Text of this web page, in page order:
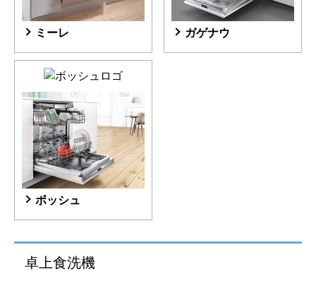
ミーレ ガゲナウ
ボッシュ
卓上食洗機